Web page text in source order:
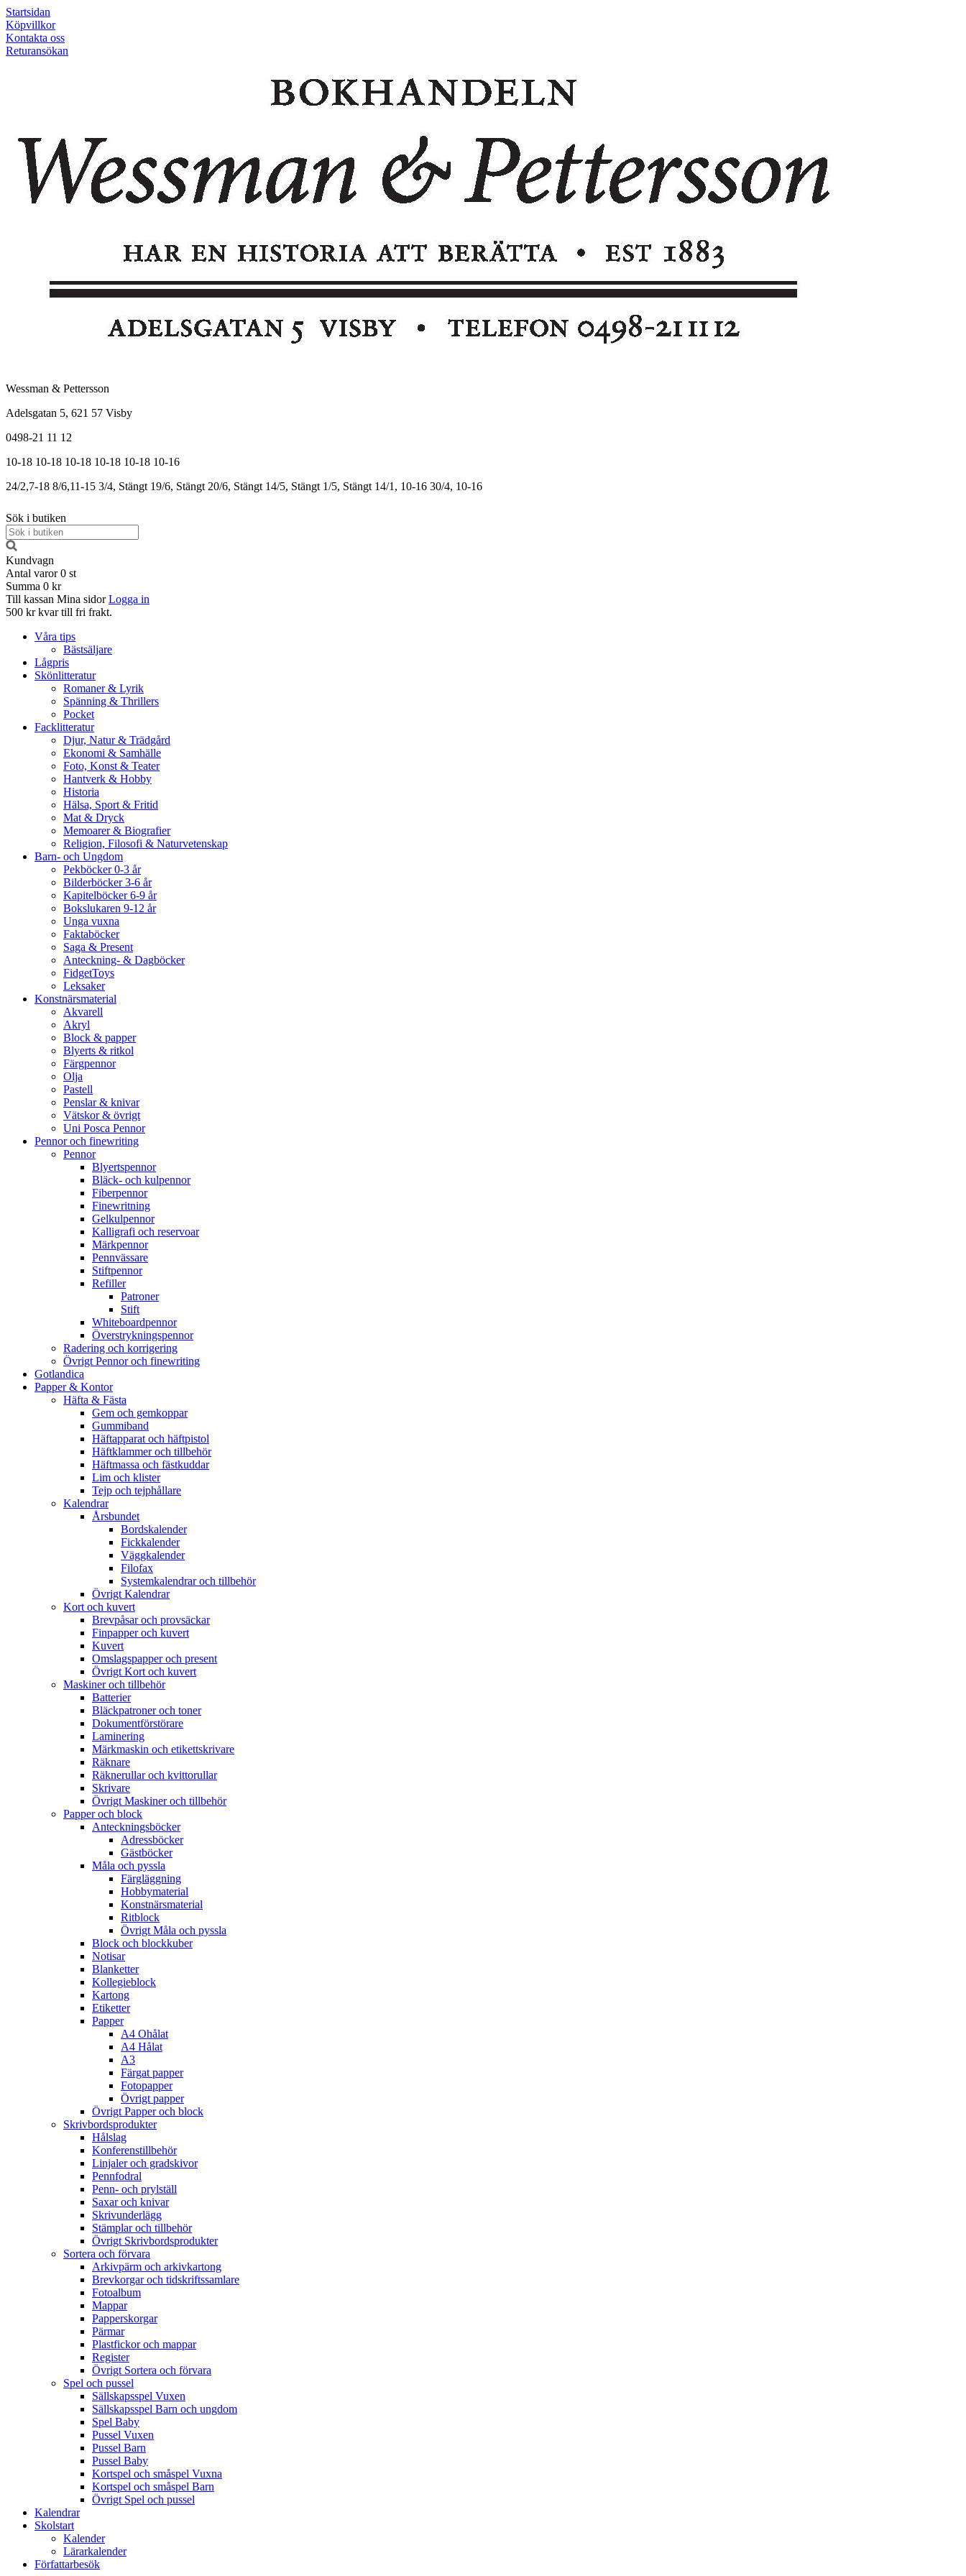
Startsidan
Köpvillkor
Kontakta oss
Returansökan
Wessman & Pettersson
Adelsgatan 5, 621 57 Visby
0498-21 11 12
10-18 10-18 10-18 10-18 10-18 10-16
24/2,7-18 8/6,11-15 3/4, Stängt 19/6, Stängt 20/6, Stängt 14/5, Stängt 1/5, Stängt 14/1, 10-16 30/4, 10-16
Sök i butiken
Kundvagn
Antal varor 0 st
Summa 0 kr
Till kassan Mina sidor Logga in
500 kr kvar till fri frakt.
Våra tips
Bästsäljare
Lågpris
Skönlitteratur
Romaner & Lyrik
Spänning & Thrillers
Pocket
Facklitteratur
Djur, Natur & Trädgård
Ekonomi & Samhälle
Foto, Konst & Teater
Hantverk & Hobby
Historia
Hälsa, Sport & Fritid
Mat & Dryck
Memoarer & Biografier
Religion, Filosofi & Naturvetenskap
Barn- och Ungdom
Pekböcker 0-3 år
Bilderböcker 3-6 år
Kapitelböcker 6-9 år
Bokslukaren 9-12 år
Unga vuxna
Faktaböcker
Saga & Present
Anteckning- & Dagböcker
FidgetToys
Leksaker
Konstnärsmaterial
Akvarell
Akryl
Block & papper
Blyerts & ritkol
Färgpennor
Olja
Pastell
Penslar & knivar
Vätskor & övrigt
Uni Posca Pennor
Pennor och finewriting
Pennor
Blyertspennor
Bläck- och kulpennor
Fiberpennor
Finewritning
Gelkulpennor
Kalligrafi och reservoar
Märkpennor
Pennvässare
Stiftpennor
Refiller
Patroner
Stift
Whiteboardpennor
Överstrykningspennor
Radering och korrigering
Övrigt Pennor och finewriting
Gotlandica
Papper & Kontor
Häfta & Fästa
Gem och gemkoppar
Gummiband
Häftapparat och häftpistol
Häftklammer och tillbehör
Häftmassa och fästkuddar
Lim och klister
Tejp och tejphållare
Kalendrar
Årsbundet
Bordskalender
Fickkalender
Väggkalender
Filofax
Systemkalendrar och tillbehör
Övrigt Kalendrar
Kort och kuvert
Brevpåsar och provsäckar
Finpapper och kuvert
Kuvert
Omslagspapper och present
Övrigt Kort och kuvert
Maskiner och tillbehör
Batterier
Bläckpatroner och toner
Dokumentförstörare
Laminering
Märkmaskin och etikettskrivare
Räknare
Räknerullar och kvittorullar
Skrivare
Övrigt Maskiner och tillbehör
Papper och block
Anteckningsböcker
Adressböcker
Gästböcker
Måla och pyssla
Färgläggning
Hobbymaterial
Konstnärsmaterial
Ritblock
Övrigt Måla och pyssla
Block och blockkuber
Notisar
Blanketter
Kollegieblock
Kartong
Etiketter
Papper
A4 Ohålat
A4 Hålat
A3
Färgat papper
Fotopapper
Övrigt papper
Övrigt Papper och block
Skrivbordsprodukter
Hålslag
Konferenstillbehör
Linjaler och gradskivor
Pennfodral
Penn- och prylställ
Saxar och knivar
Skrivunderlägg
Stämplar och tillbehör
Övrigt Skrivbordsprodukter
Sortera och förvara
Arkivpärm och arkivkartong
Brevkorgar och tidskriftssamlare
Fotoalbum
Mappar
Papperskorgar
Pärmar
Plastfickor och mappar
Register
Övrigt Sortera och förvara
Spel och pussel
Sällskapsspel Vuxen
Sällskapsspel Barn och ungdom
Spel Baby
Pussel Vuxen
Pussel Barn
Pussel Baby
Kortspel och småspel Vuxna
Kortspel och småspel Barn
Övrigt Spel och pussel
Kalendrar
Skolstart
Kalender
Lärarkalender
Författarbesök